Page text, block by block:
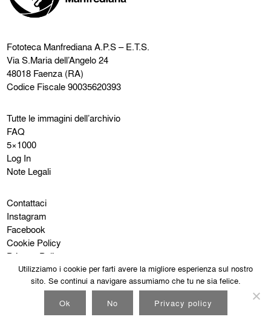
Fototeca ManfredianaA.P.S – E.T.S.
Via S.Maria dell’Angelo 24
48018 Faenza (RA)
Codice Fiscale 90035620393
Tutte le immagini dell’archivio
FAQ
5×1000
Log In
Note Legali
Contattaci
Instagram
Facebook
Cookie Policy
Privacy Policy
Utilizziamo i cookie per farti avere la migliore esperienza sul nostro
sito. Se continui a navigare assumiamo che tu ne sia felice.
Ok
No Privacy policy